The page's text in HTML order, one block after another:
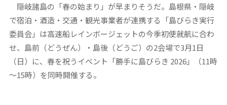
隠岐諸島の「春の始まり」が早まりそうだ。島根県・隠岐
で宿泊・酒造・交通・観光事業者が連携する「島びらき実行
委員会」は高速船レインボージェットの今季初便就航に合わ
せ、島前（どうぜん）・島後（どうご）の2会場で3月1日
（日）に、春を祝うイベント「勝手に島びらき 2026」（11時
～15時）を同時開催する。